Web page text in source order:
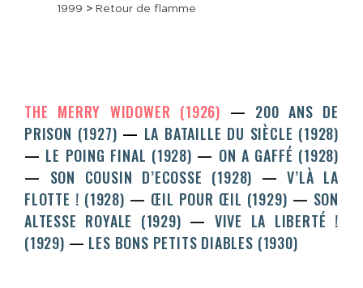
1999 > Retour de flamme
THE MERRY WIDOWER (1926)
200 ANS DE
PRISON (1927)
LA BATAILLE DU SIÈCLE (1928)
LE POING FINAL (1928)
ON A GAFFÉ (1928)
SON COUSIN D’ECOSSE (1928)
V’LÀ LA
FLOTTE ! (1928)
ŒIL POUR ŒIL (1929)
SON
ALTESSE ROYALE (1929)
VIVE LA LIBERTÉ !
(1929)
LES BONS PETITS DIABLES (1930)